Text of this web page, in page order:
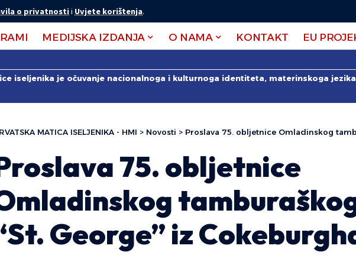
o privatnostii Uvjete korištenja.
MEDIJSKA IZDANJA O NAMA KONTAKT EU
iseljenika je očuvanje nacionalnoga i kulturnoga identiteta, materinskoga
MATICA ISELJENIKA - HMI > Novosti > Proslava 75. obljetnice Omladinskog tamburaškog
75. obljetnice
George” iz